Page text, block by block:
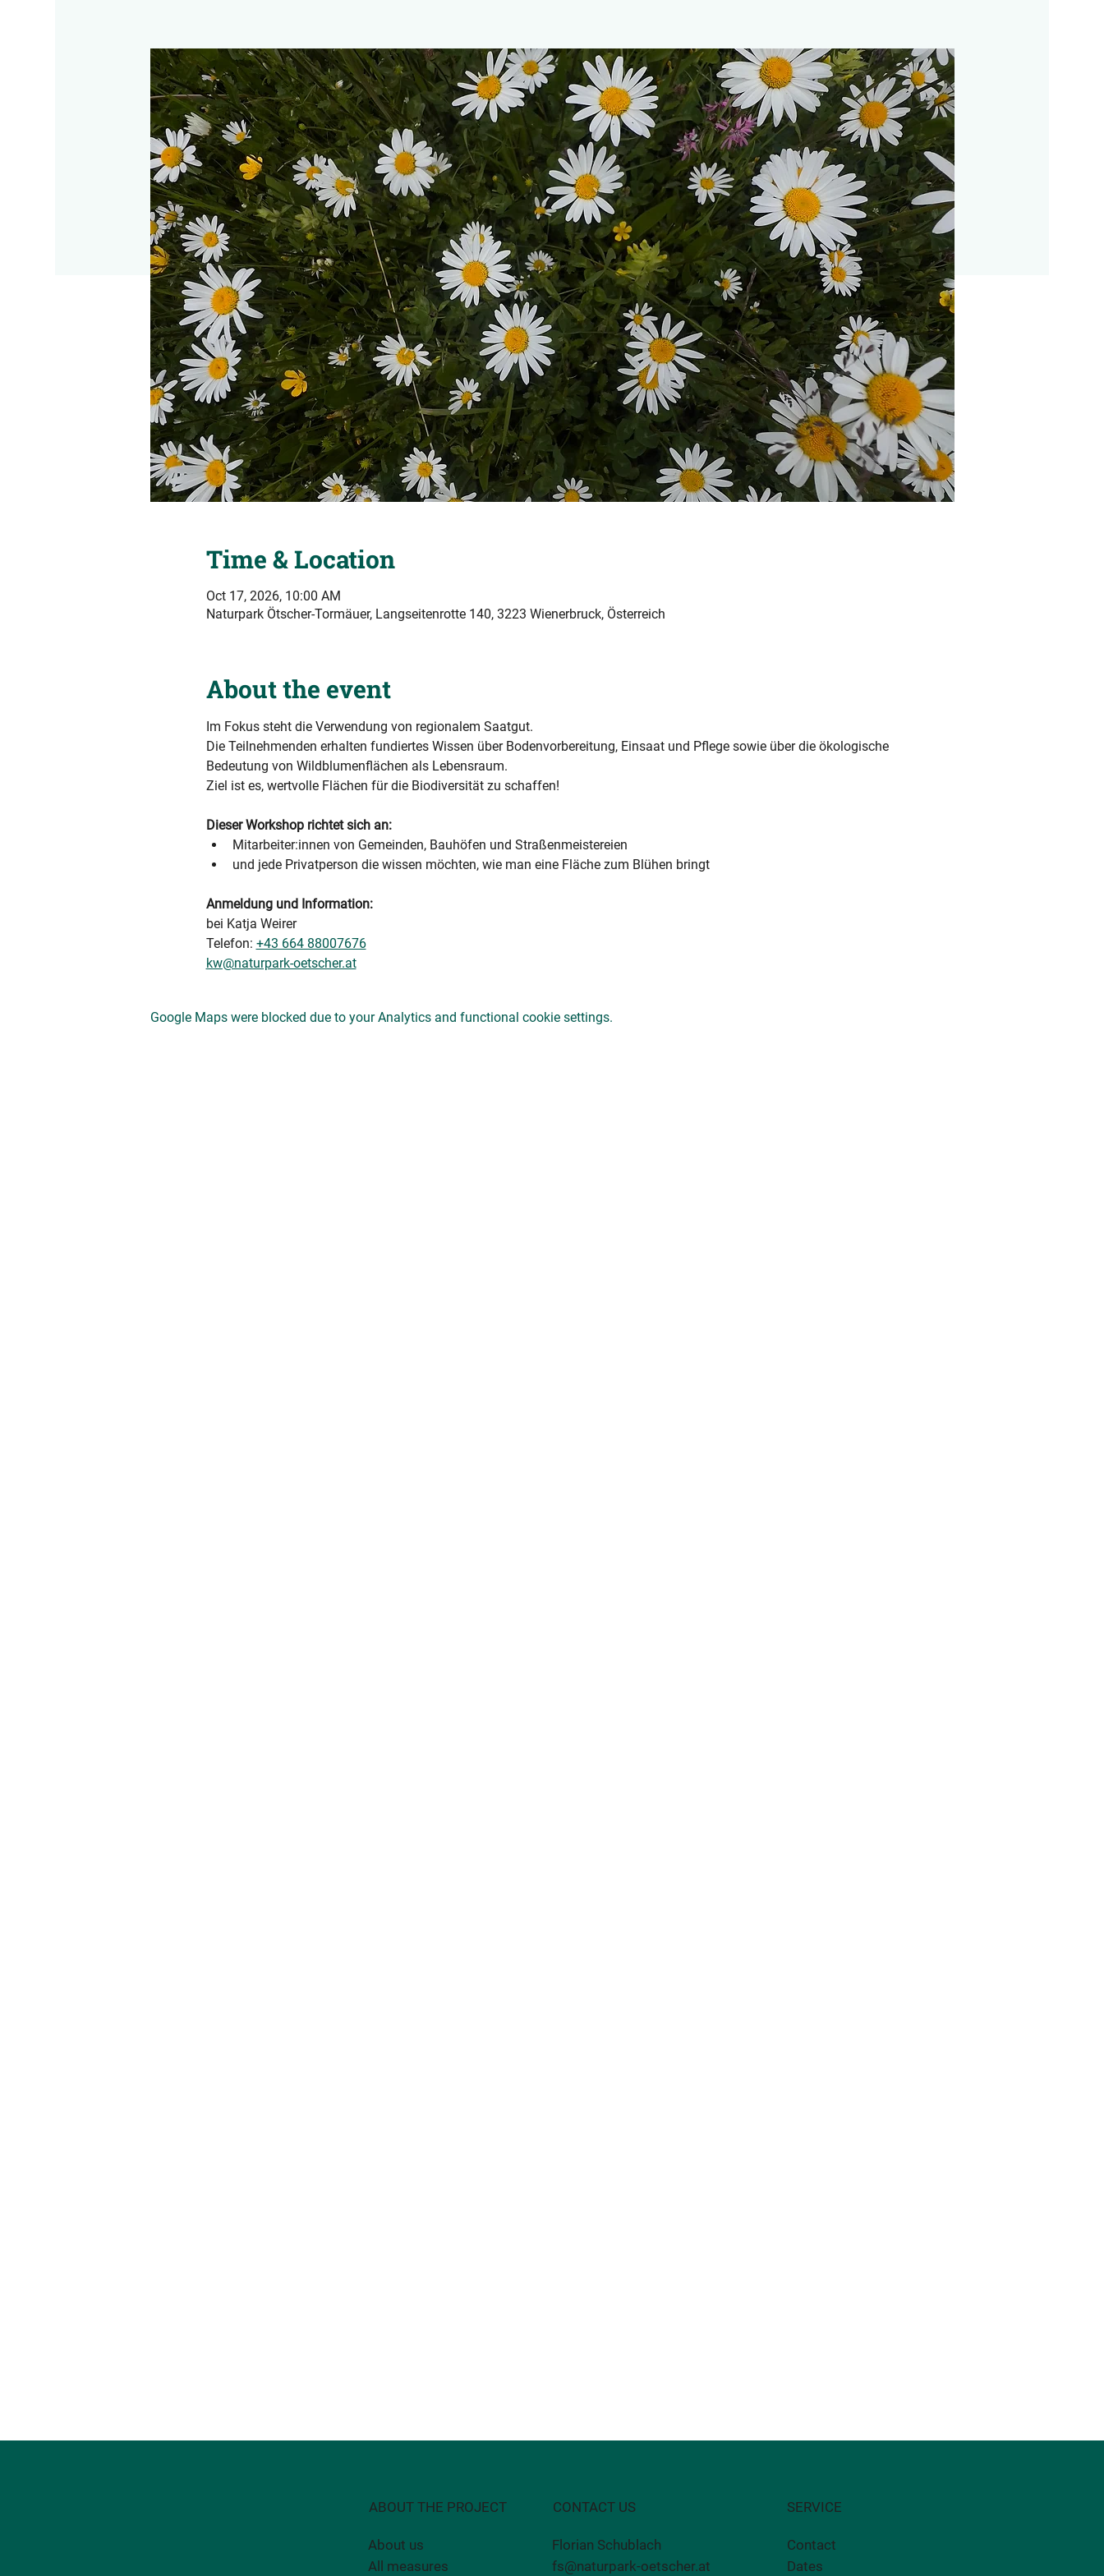
Time & Location
Oct 17, 2026, 10:00 AM
Naturpark Ötscher-Tormäuer, Langseitenrotte 140, 3223 Wienerbruck, Österreich
About the event
Im Fokus steht die Verwendung von regionalem Saatgut.
Die Teilnehmenden erhalten fundiertes Wissen über Bodenvorbereitung, Einsaat und Pflege sowie über die ökologische
Bedeutung von Wildblumenflächen als Lebensraum.
Ziel ist es, wertvolle Flächen für die Biodiversität zu schaffen!
Dieser Workshop richtet sich an:
Mitarbeiter:innen von Gemeinden, Bauhöfen und Straßenmeistereien
und jede Privatperson die wissen möchten, wie man eine Fläche zum Blühen bringt
Anmeldung und Information:
bei Katja Weirer
Telefon: +43 664 88007676
kw@naturpark-oetscher.at
Google Maps were blocked due to your Analytics and functional cookie settings.
ABOUT THE PROJECT
About us
All measures
CONTACT US
Florian Schublach
fs@naturpark-oetscher.at
SERVICE
Contact
Dates